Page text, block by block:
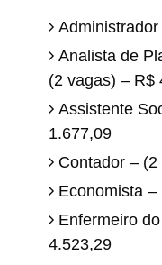
Analista de
(2 vagas) – R$
Assistente
1.677,09
Contador –
Economista
Enfermeiro
4.523,29